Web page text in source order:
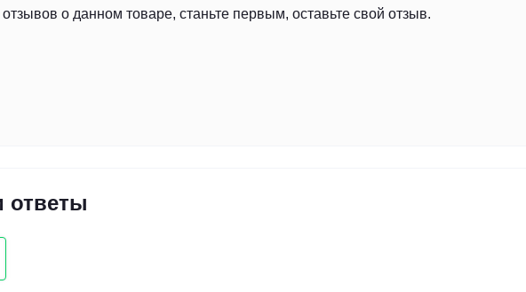
отзывов о данном товаре, станьте первым, оставьте свой отзыв.
ответы